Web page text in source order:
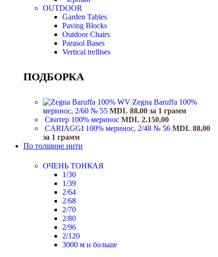
OUTDOOR
Garden Tables
Paving Blocks
Outdoor Chairs
Parasol Bases
Vertical trellises
ПОДБОРКА
Zegna Baruffa 100%
меринос, 2/60 № 55 MDL 88,00 за 1 грамм
Свитер 100% меринос MDL 2.150,00
CARIAGGI 100% меринос, 2/48 № 56 MDL 88,00
за 1 грамм
По толщине нити
ОЧЕНЬ ТОНКАЯ
1/30
1/39
2/64
2/68
2/70
2/80
2/96
2/120
3000 м и больше